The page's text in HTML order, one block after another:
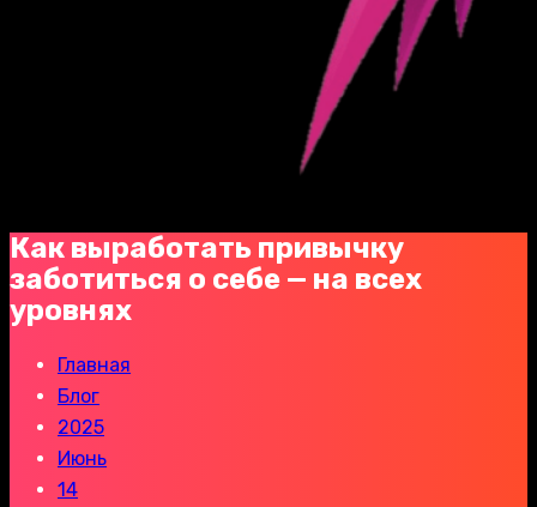
Как выработать привычку
заботиться о себе — на всех
уровнях
Главная
Блог
2025
Июнь
14